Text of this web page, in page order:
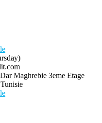
Maghrebie 3eme Etage